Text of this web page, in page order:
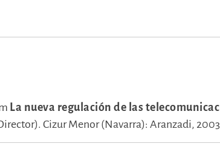
La nueva regulación de las
Cizur Menor (Navarra): Aranzadi, 2003